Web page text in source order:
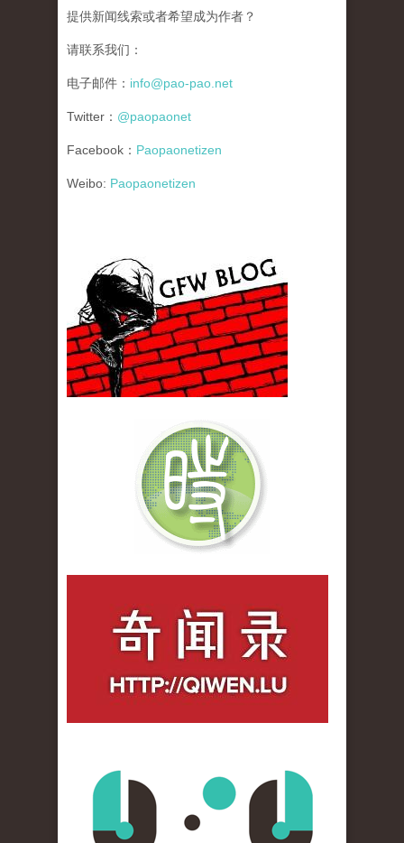
提供新闻线索或者希望成为作者？
请联系我们：
电子邮件： info@pao-pao.net
Twitter： @paopaonet
Facebook： Paopaonetizen
Weibo: Paopaonetizen
gfw_blog_small.jpg